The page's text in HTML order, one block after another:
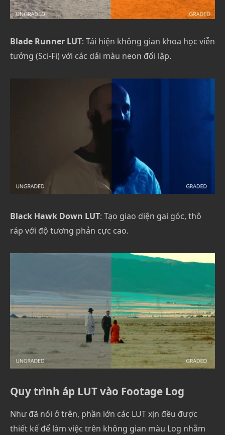
Blade Runner LUT: Tái hiện không gian khoa học viễn
tưởng (Sci-Fi) với các dải màu neon đối lập.
Black Hawk Down LUT: Tạo giao diện gai góc, thô
ráp với độ tương phản cực cao.
Quy trình áp LUT vào Footage Log
Như đã nói ở trên, phần lớn các LUT xịn đều được
thiết kế để làm việc trên không gian màu Log nhằm